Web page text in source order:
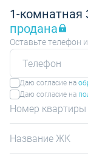
1-комнатная
продана
Оставьте телефон
Даю согласие на
Даю согласие на
Номер квартиры
Название ЖК